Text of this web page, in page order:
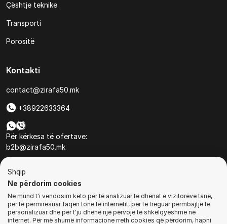
Çështje teknike
Transporti
Porositë
Kontakti
contact@zirafa50.mk
+38922633364
Për kërkesa të ofertave:
b2b@zirafa50.mk
Shqip
Ne përdorim cookies
Ne mund t'i vendosim këto për të analizuar të dhënat e vizitorëve tanë,
për të përmirësuar faqen tonë të internetit, për të treguar përmbajtje të
personalizuar dhe për t'ju dhënë një përvojë të shkëlqyeshme në
internet. Për më shumë informacione rreth cookies që përdorim, hapni